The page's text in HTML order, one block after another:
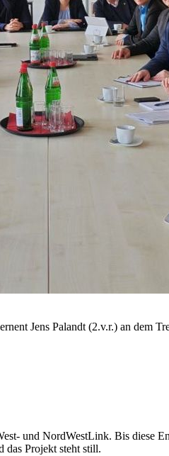
Jens Palandt (2.v.r.) an dem
und NordWestLink. Bis diese
das Projekt steht still.